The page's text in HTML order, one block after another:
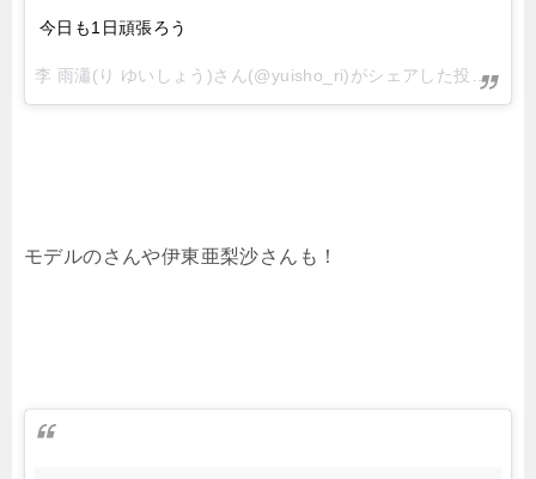
今日も1日頑張ろう
李 雨瀟(り ゆいしょう)さん(@yuisho_ri)がシェアした投稿 –
モデルのさんや伊東亜梨沙さんも！